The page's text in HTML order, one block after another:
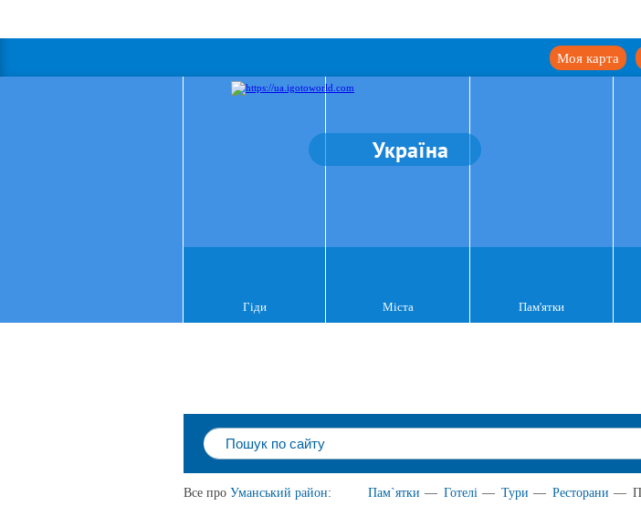
Моя карта
Україна
Гіди Міста Пам'ятки
Все про Уманський район: Пам`ятки — Готелі — Тури — Ресторани —